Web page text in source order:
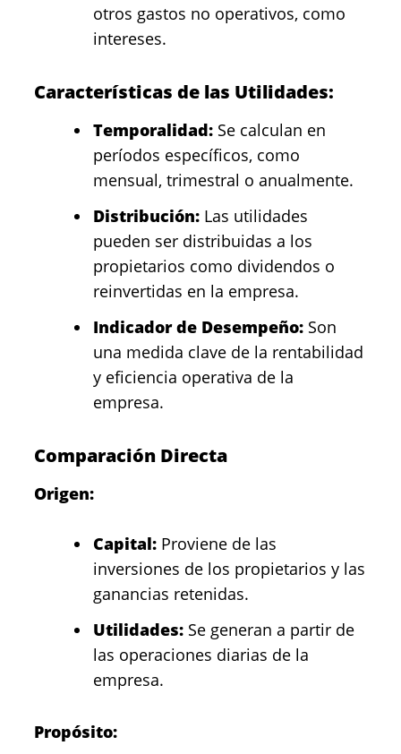
otros gastos no operativos, como
intereses.
Características de las Utilidades:
Temporalidad: Se calculan en
períodos específicos, como
mensual, trimestral o anualmente.
Distribución: Las utilidades
pueden ser distribuidas a los
propietarios como dividendos o
reinvertidas en la empresa.
Indicador de Desempeño: Son
una medida clave de la rentabilidad
y eficiencia operativa de la
empresa.
Comparación Directa
Origen:
Capital: Proviene de las
inversiones de los propietarios y las
ganancias retenidas.
Utilidades: Se generan a partir de
las operaciones diarias de la
empresa.
Propósito: